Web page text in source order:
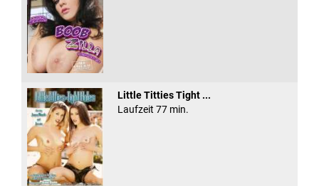
Little Titties Tight ...
Laufzeit 77 min.